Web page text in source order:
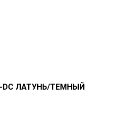
DC ЛАТУНЬ/ТЕМНЫЙ